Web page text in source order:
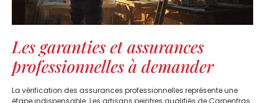
Les garanties et assurances
professionnelles à demander
La vérification des assurances professionnelles représente une
étape indispensable. Les artisans peintres qualifiés de Carpentras